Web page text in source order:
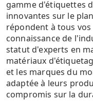
gamme d'étiquettes
innovantes sur le
répondent à tous
connaissance de
statut d'experts en
matériaux
et les marques du
adaptée à leurs
compromis sur la